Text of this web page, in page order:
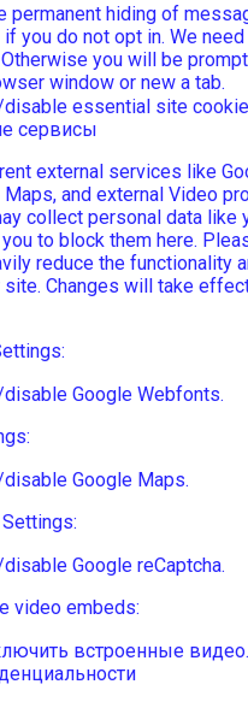
permanent hiding of
you do not opt in. We
you will be
window or new a tab.
essential site
сервисы
external services like
and external Video
collect personal data like
to block them here.
reduce the functionality
site. Changes will take
Google Webfonts.
Google Maps.
Google reCaptcha.
video embeds:
встроенные видео.